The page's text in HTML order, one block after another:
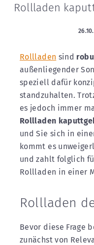
Rollladen
Rollladen sind
außenliegender
speziell dafür
standzuhalten.
es jedoch immer
Rollladen
und Sie sich in
kommt es
und zahlt folglich
Rollladen in einer
Rollladen
Bevor diese Frage
zunächst von